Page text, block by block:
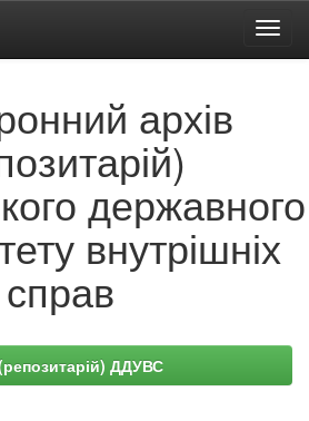
архів
державного
внутрішніх
справ
ДДУВС